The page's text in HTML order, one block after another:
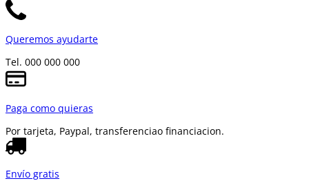
Queremos ayudarte
Tel. 000 000 000
Paga como quieras
Por tarjeta, Paypal, transferenciao financiacion.
Envío gratis